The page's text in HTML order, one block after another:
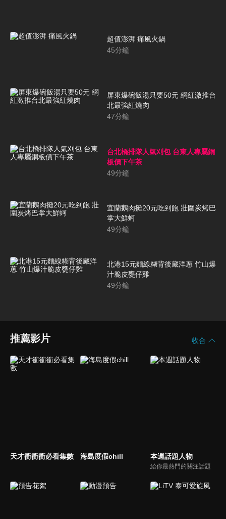
超值澎湃 痛風火鍋
45分鐘
屏東爆碗飯湯只要50元 網紅激推台
北最強紅燒肉
47分鐘
台北橋排隊人氣刈包 台東人專屬銅
板價下午茶
49分鐘
宜蘭鵝肉攤20元吃到飽 壯圍炭烤巴
掌大鮮蚵
49分鐘
北港15元麵線糊背後藏洋蔥 竹山爆
汁脆皮甕仔雞
49分鐘
推薦影片 收合
天才衝衝衝必看集數 海島度假chill 本週話題人物
給你最熱門的關注話題